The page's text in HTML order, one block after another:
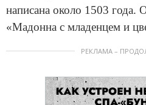
написана около 1503 года.
«Мадонна с младенцем и
РЕКЛАМА –